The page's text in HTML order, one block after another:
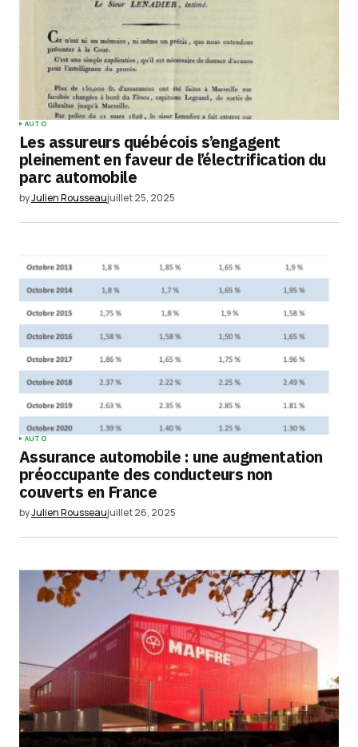
Your Name*
Your E-mail*
Enregistrer mon nom, mon e-mail et mon
site dans le navigateur pour mon prochain
Submit Comment
AUTO
Les assureurs québécois s’engagent
pleinement en faveur de l’électrification du
parc automobile
byJulien Rousseaujuillet 25, 2025
AUTO
Assurance automobile : une augmentation
préoccupante des conducteurs non
couverts en France
byJulien Rousseaujuillet 26, 2025